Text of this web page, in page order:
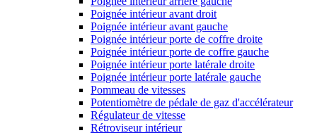
Poignée intérieur avant droit
Poignée intérieur avant gauche
Poignée intérieur porte de coffre droite
Poignée intérieur porte de coffre gauche
Poignée intérieur porte latérale droite
Poignée intérieur porte latérale gauche
Pommeau de vitesses
Potentiomètre de pédale de gaz d'accélérateur
Régulateur de vitesse
Rétroviseur intérieur